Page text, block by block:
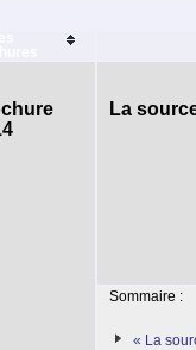
La
Sommaire :
« La